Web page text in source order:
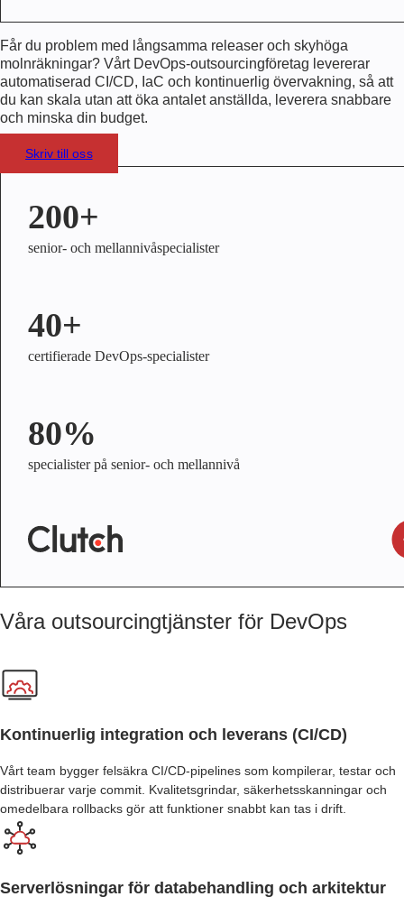
Får du problem med långsamma releaser och skyhöga
molnräkningar? VårtDevOps-outsourcingföretag levererar
automatiserad CI/CD, IaC och kontinuerlig övervakning, så att
du kan skala utan att öka antalet anställda, leverera snabbare
och minska din budget.
Skriv till oss
200+
senior- och mellannivåspecialister
40+
certifierade DevOps-specialister
80%
specialister på senior- och mellannivå
Våra outsourcingtjänster för DevOps
Kontinuerlig integration och leverans (CI/CD)
Vårt team bygger felsäkra CI/CD-pipelines som kompilerar, testar och
distribuerar varje commit. Kvalitetsgrindar, säkerhetsskanningar och
omedelbara rollbacks gör att funktioner snabbt kan tas i drift.
Serverlösningar för databehandling och arkitektur